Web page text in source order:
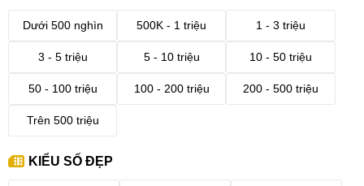
Dưới 500 nghìn 500K - 1 triệu 1 - 3 triệu
3 - 5 triệu 5 - 10 triệu 10 - 50 triệu
50 - 100 triệu 100 - 200 triệu 200 - 500 triệu
Trên 500 triệu
KIỂU SỐ ĐẸP